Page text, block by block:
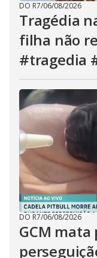
DO R7/06/08/2026
Tragédia
filha não
#tragedia
DO R7/06/08/2026
GCM